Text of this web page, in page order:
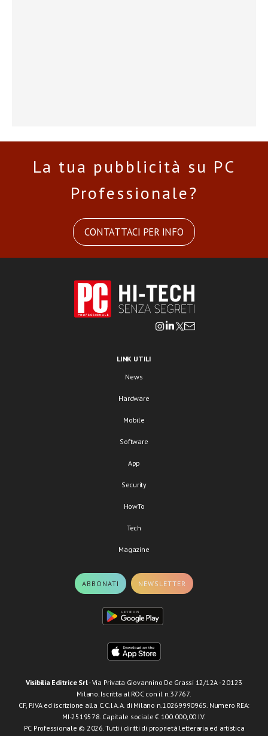
La tua pubblicità su PC
Professionale?
CONTATTACI PER INFO
LINK UTILI
News
Hardware
Mobile
Software
App
Security
HowTo
Tech
Magazine
ABBONATI NEWSLETTER
Visibilia Editrice Srl- Via Privata Giovannino De Grassi 12/12A - 20123
Milano. Iscritta al ROC con il n.37767.
CF, P.IVA ed iscrizione alla C.C.I.A.A. di Milano n.10269990965. Numero REA:
MI-2519578. Capitale sociale € 100.000,00 I.V.
PC Professionale © 2026. Tutti i diritti di proprietà letteraria ed artistica